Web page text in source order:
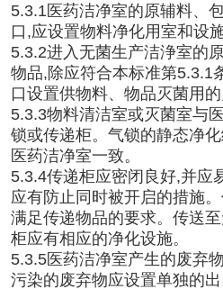
5.3.1医药洁净室的原辅料、
口,应设置物料净化用室和设施
5.3.2进入无菌生产洁浄室的
物品,除应符合本标准第5.3.1
口设置供物料、物品灭菌用的
5.3.3物料清洁室或灭菌室与
锁或传递柜。气锁的静态净
医药洁净室一致。
5.3.4传递柜应密闭良好,并应
应有防止同时被开启的措施
满足传递物品的要求。传送
柜应有相应的净化设施。
5.3.5医药洁净室产生的废弃
污染的废弃物应设置单独的